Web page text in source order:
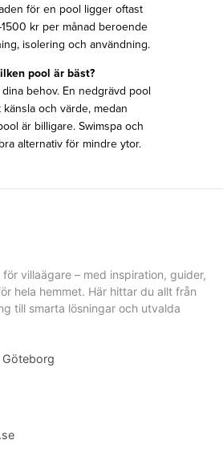
för en pool ligger oftast
kr per månad beroende
isolering och användning.
pool är bäst?
behov. En nedgrävd pool
och värde, medan
är billigare. Swimspa och
alternativ för mindre ytor.
villaägare – med inspiration, guider,
hela hemmet. Här hittar du allt från
till smarta lösningar och utvalda
Göteborg